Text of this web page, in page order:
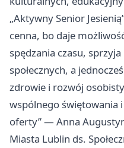
„Aktywny Senior
cenna, bo daje
spędzania czasu,
społecznych, a
zdrowie i rozwój
wspólnego świętowania
oferty” — Anna
Miasta Lublin ds.